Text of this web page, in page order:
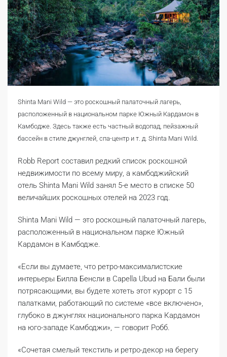
Shinta Mani Wild — это роскошный палаточный лагерь,
расположенный в национальном парке Южный Кардамон в
Камбодже. Здесь также есть частный водопад, пейзажный
бассейн в стиле джунглей, спа-центр и т. д. Shinta Mani Wild.
Robb Report составил редкий список роскошной
недвижимости по всему миру, а камбоджийский
отель Shinta Mani Wild занял 5-е место в списке 50
величайших роскошных отелей на 2023 год.
Shinta Mani Wild — это роскошный палаточный лагерь,
расположенный в национальном парке Южный
Кардамон в Камбодже.
«Если вы думаете, что ретро-максималистские
интерьеры Билла Бенсли в Capella Ubud на Бали были
потрясающими, вы будете хотеть этот курорт с 15
палатками, работающий по системе «все включено»,
глубоко в джунглях национального парка Кардамон
на юго-западе Камбоджи», — говорит Робб.
«Сочетая смелый текстиль и ретро-декор на берегу